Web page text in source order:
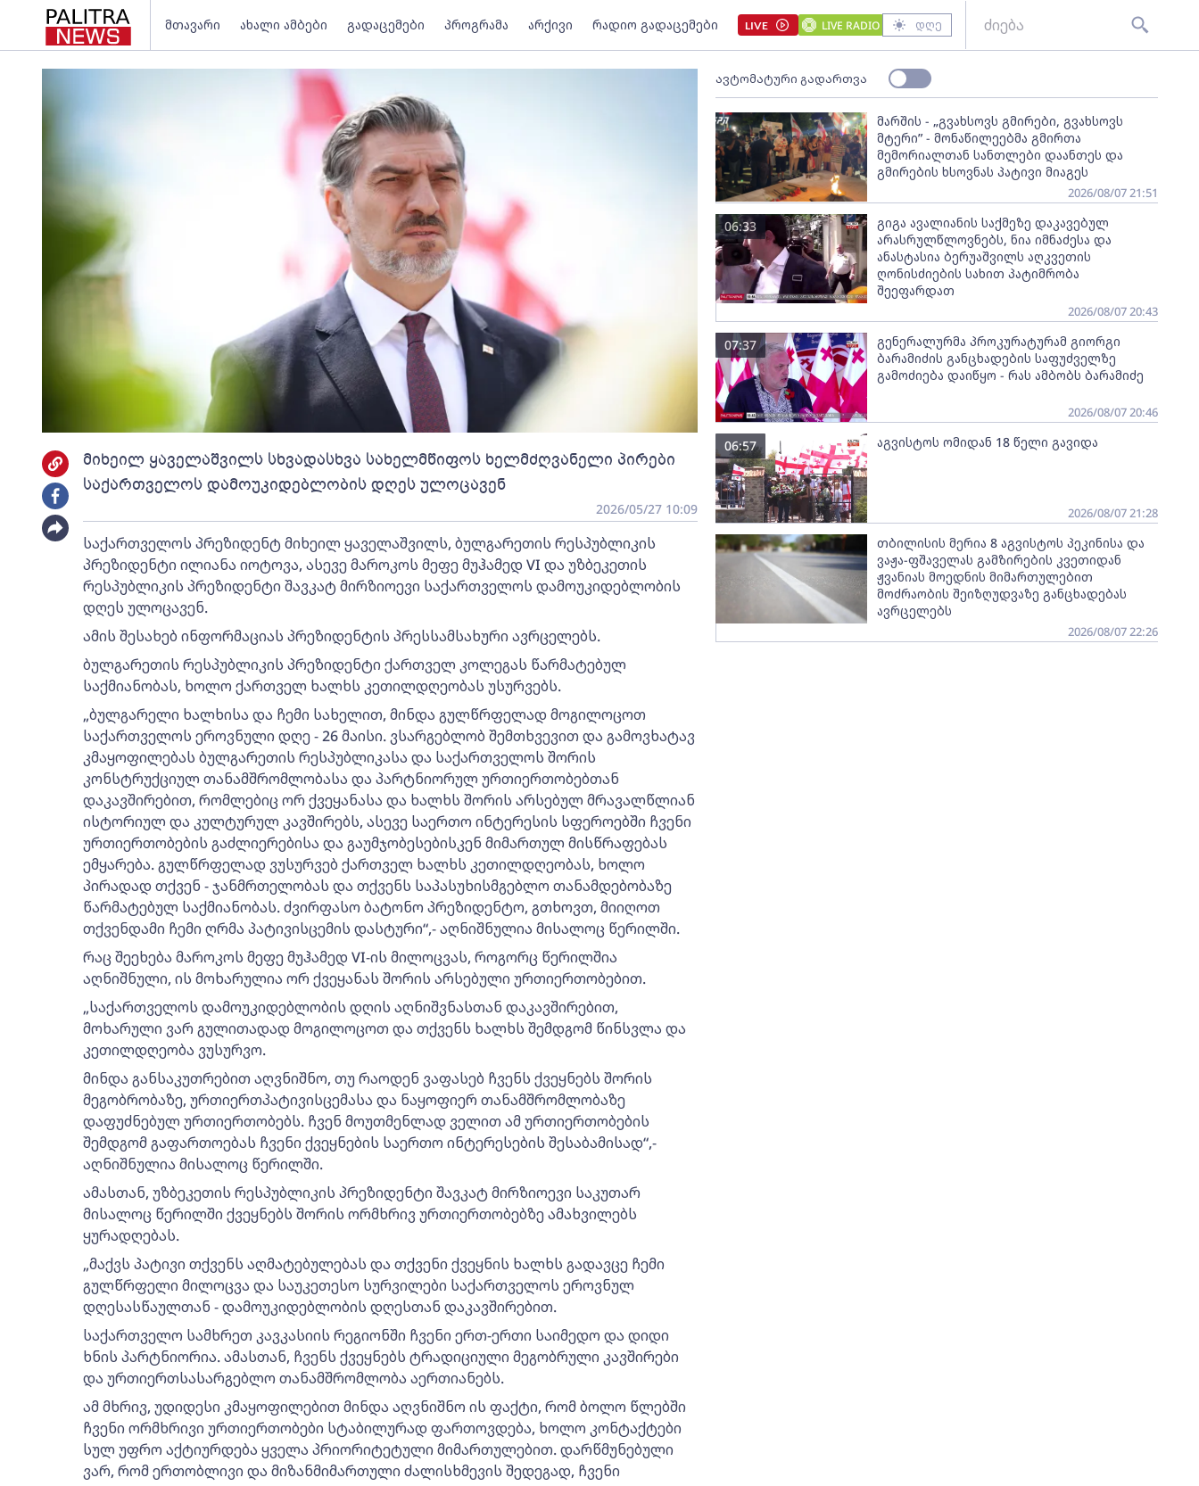
მთავარი ახალი ამბები გადაცემები პროგრამა არქივი რადიო გადაცემები LIVE LIVE RADIO დღე
მიხეილ ყაველაშვილს სხვადასხვა სახელმწიფოს ხელმძღვანელი პირები
საქართველოს დამოუკიდებლობის დღეს ულოცავენ
2026/05/27 10:09
საქართველოს პრეზიდენტ მიხეილ ყაველაშვილს, ბულგარეთის რესპუბლიკის
პრეზიდენტი ილიანა იოტოვა, ასევე მაროკოს მეფე მუჰამედ VI და უზბეკეთის
რესპუბლიკის პრეზიდენტი შავკატ მირზიოევი საქართველოს დამოუკიდებლობის
დღეს ულოცავენ.
ამის შესახებ ინფორმაციას პრეზიდენტის პრესსამსახური ავრცელებს.
ბულგარეთის რესპუბლიკის პრეზიდენტი ქართველ კოლეგას წარმატებულ
საქმიანობას, ხოლო ქართველ ხალხს კეთილდღეობას უსურვებს.
„ბულგარელი ხალხისა და ჩემი სახელით, მინდა გულწრფელად მოგილოცოთ
საქართველოს ეროვნული დღე - 26 მაისი. ვსარგებლობ შემთხვევით და გამოვხატავ
კმაყოფილებას ბულგარეთის რესპუბლიკასა და საქართველოს შორის
კონსტრუქციულ თანამშრომლობასა და პარტნიორულ ურთიერთობებთან
დაკავშირებით, რომლებიც ორ ქვეყანასა და ხალხს შორის არსებულ მრავალწლიან
ისტორიულ და კულტურულ კავშირებს, ასევე საერთო ინტერესის სფეროებში ჩვენი
ურთიერთობების გაძლიერებისა და გაუმჯობესებისკენ მიმართულ მისწრაფებას
ემყარება. გულწრფელად ვუსურვებ ქართველ ხალხს კეთილდღეობას, ხოლო
პირადად თქვენ - ჯანმრთელობას და თქვენს საპასუხისმგებლო თანამდებობაზე
წარმატებულ საქმიანობას. ძვირფასო ბატონო პრეზიდენტო, გთხოვთ, მიიღოთ
თქვენდამი ჩემი ღრმა პატივისცემის დასტური“,- აღნიშნულია მისალოც წერილში.
რაც შეეხება მაროკოს მეფე მუჰამედ VI-ის მილოცვას, როგორც წერილშია
აღნიშნული, ის მოხარულია ორ ქვეყანას შორის არსებული ურთიერთობებით.
„საქართველოს დამოუკიდებლობის დღის აღნიშვნასთან დაკავშირებით,
მოხარული ვარ გულითადად მოგილოცოთ და თქვენს ხალხს შემდგომ წინსვლა და
კეთილდღეობა ვუსურვო.
მინდა განსაკუთრებით აღვნიშნო, თუ რაოდენ ვაფასებ ჩვენს ქვეყნებს შორის
მეგობრობაზე, ურთიერთპატივისცემასა და ნაყოფიერ თანამშრომლობაზე
დაფუძნებულ ურთიერთობებს. ჩვენ მოუთმენლად ველით ამ ურთიერთობების
შემდგომ გაფართოებას ჩვენი ქვეყნების საერთო ინტერესების შესაბამისად“,-
აღნიშნულია მისალოც წერილში.
ამასთან, უზბეკეთის რესპუბლიკის პრეზიდენტი შავკატ მირზიოევი საკუთარ
მისალოც წერილში ქვეყნებს შორის ორმხრივ ურთიერთობებზე ამახვილებს
ყურადღებას.
„მაქვს პატივი თქვენს აღმატებულებას და თქვენი ქვეყნის ხალხს გადავცე ჩემი
გულწრფელი მილოცვა და საუკეთესო სურვილები საქართველოს ეროვნულ
დღესასწაულთან - დამოუკიდებლობის დღესთან დაკავშირებით.
საქართველო სამხრეთ კავკასიის რეგიონში ჩვენი ერთ-ერთი საიმედო და დიდი
ხნის პარტნიორია. ამასთან, ჩვენს ქვეყნებს ტრადიციული მეგობრული კავშირები
და ურთიერთსასარგებლო თანამშრომლობა აერთიანებს.
ამ მხრივ, უდიდესი კმაყოფილებით მინდა აღვნიშნო ის ფაქტი, რომ ბოლო წლებში
ჩვენი ორმხრივი ურთიერთობები სტაბილურად ფართოვდება, ხოლო კონტაქტები
სულ უფრო აქტიურდება ყველა პრიორიტეტული მიმართულებით. დარწმუნებული
ვარ, რომ ერთობლივი და მიზანმიმართული ძალისხმევის შედეგად, ჩვენი
ავტომატური გადართვა
მარშის - „გვახსოვს გმირები, გვახსოვს
მტერი” - მონაწილეებმა გმირთა
მემორიალთან სანთლები დაანთეს და
გმირების ხსოვნას პატივი მიაგეს
2026/08/07 21:51
გიგა ავალიანის საქმეზე დაკავებულ
არასრულწლოვნებს, ნია იმნაძესა და
ანასტასია ბერუაშვილს აღკვეთის
ღონისძიების სახით პატიმრობა
შეეფარდათ
06:33
2026/08/07 20:43
გენერალურმა პროკურატურამ გიორგი
ბარამიძის განცხადების საფუძველზე
გამოძიება დაიწყო - რას ამბობს ბარამიძე
07:37
2026/08/07 20:46
აგვისტოს ომიდან 18 წელი გავიდა
06:57
2026/08/07 21:28
თბილისის მერია 8 აგვისტოს პეკინისა და
ვაჟა-ფშაველას გამზირების კვეთიდან
ჟვანიას მოედნის მიმართულებით
მოძრაობის შეიზღუდვაზე განცხადებას
ავრცელებს
2026/08/07 22:26